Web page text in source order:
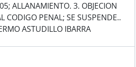
ALLANAMIENTO. 3. OBJECION
CODIGO PENAL; SE SUSPENDE..
ASTUDILLO IBARRA